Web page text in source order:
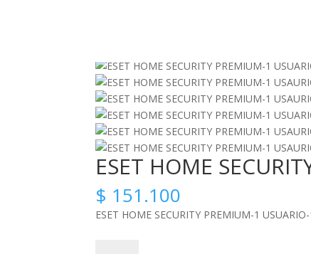
Zoom
ESET HOME
$ 151.100
ESET HOME SECURITY PREMIUM-1